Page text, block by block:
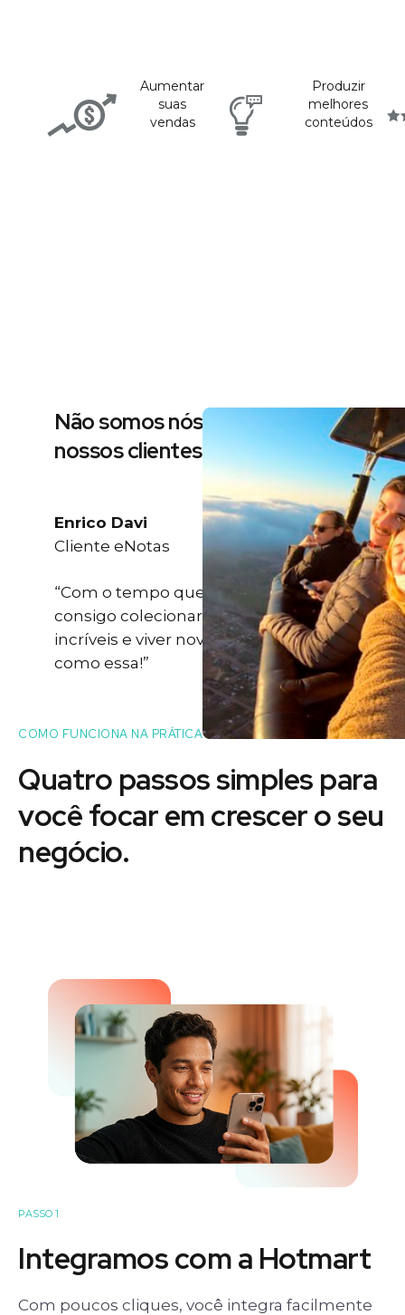
Aumentar
suas
vendas
Produzir
melhores
conteúdos
Não somos nós dizendo, são
nossos clientes
Enrico Davi
Cliente eNotas
“Com o tempo que eu ganho eu
consigo colecionar momentos
incríveis e viver novas experiências
como essa!”
COMO FUNCIONA NA PRÁTICA
Quatro passos simples para
vocêfocarem crescer o seu
negócio.
PASSO 1
Integramos com a Hotmart
Com poucos cliques, você integra facilmente